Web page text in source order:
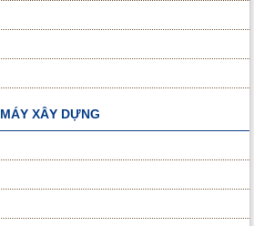
MÁY XÂY DỰNG